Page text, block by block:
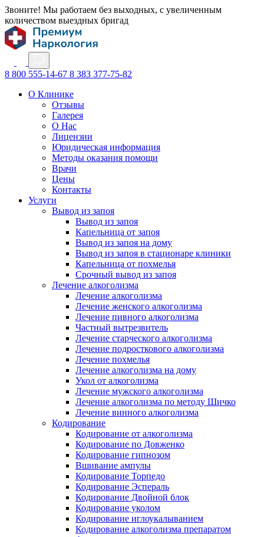
Звоните! Мы работаем без выходных, с увеличенным
количеством выездных бригад
8 800 555-14-67 8 383 377-75-82
О Клинике
Отзывы
Галерея
О Нас
Лицензии
Юридическая информация
Методы оказания помощи
Врачи
Цены
Контакты
Услуги
Вывод из запоя
Вывод из запоя
Капельница от запоя
Вывод из запоя на дому
Вывод из запоя в стационаре клиники
Капельница от похмелья
Срочный вывод из запоя
Лечение алкоголизма
Лечение алкоголизма
Лечение женского алкоголизма
Лечение пивного алкоголизма
Частный вытрезвитель
Лечение старческого алкоголизма
Лечение подросткового алкоголизма
Лечение похмелья
Лечение алкоголизма на дому
Укол от алкоголизма
Лечение мужского алкоголизма
Лечение алкоголизма по методу Шичко
Лечение винного алкоголизма
Кодирование
Кодирование от алкоголизма
Кодирование по Довженко
Кодирование гипнозом
Вшивание ампулы
Кодирование Торпедо
Кодирование Эспераль
Кодирование Двойной блок
Кодирование уколом
Кодирование иглоукалыванием
Кодирование алкоголизма препаратом